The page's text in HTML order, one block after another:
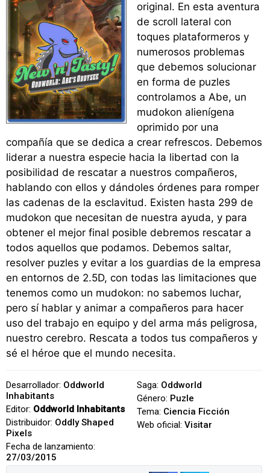
original. En esta aventura
de scroll lateral con
toques plataformeros y
numerosos problemas
que debemos solucionar
en forma de puzles
controlamos a Abe, un
mudokon alienígena
oprimido por una
compañía que se dedica a crear refrescos. Debemos
liderar a nuestra especie hacia la libertad con la
posibilidad de rescatar a nuestros compañeros,
hablando con ellos y dándoles órdenes para romper
las cadenas de la esclavitud. Existen hasta 299 de
mudokon que necesitan de nuestra ayuda, y para
obtener el mejor final posible debremos rescatar a
todos aquellos que podamos. Debemos saltar,
resolver puzles y evitar a los guardias de la empresa
en entornos de 2.5D, con todas las limitaciones que
tenemos como un mudokon: no sabemos luchar,
pero sí hablar y animar a compañeros para hacer
uso del trabajo en equipo y del arma más peligrosa,
nuestro cerebro. Rescata a todos tus compañeros y
sé el héroe que el mundo necesita.
Desarrollador: Oddworld
Inhabitants
Editor: Oddworld Inhabitants
Distribuidor: Oddly Shaped
Pixels
Fecha de lanzamiento:
27/03/2015
Saga: Oddworld
Género: Puzle
Tema: Ciencia Ficción
Web oficial: Visitar